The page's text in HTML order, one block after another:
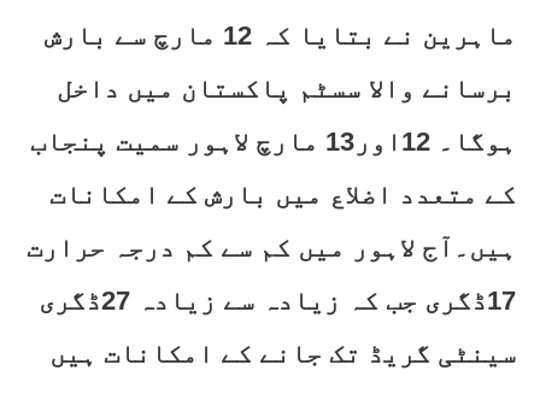
ماہرین نے بتایا کہ 12 مارچ سے بارش
برسانے والا سسٹم پاکستان میں داخل
ہوگا۔ 12اور13 مارچ لاہور سمیت پنجاب
کے متعدد اضلاع میں بارش کے امکانات
ہیں۔آج لاہور میں کم سے کم درجہ حرارت
17ڈگری جب کہ زیادہ سے زیادہ 27ڈگری
سینٹی گریڈ تک جانے کے امکانات ہیں